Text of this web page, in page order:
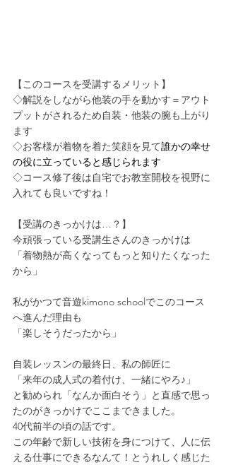
【このコースを受講するメリット】
◇解説をしながら他装の手を動かす＝アウト
プットがされるため自装・他装の腕も上がり
ます
◇お客様が着物を着た笑顔を見て誰かの幸せ
の役に立っていると感じられます
◇コース修了後は自宅でお教室開校を視野に
入れても良いですね！
【受講のきっかけは…？】
今頑張っている受講生さんのきっかけは
「着物熱が高くなってもっと知りたくなった
から」
私がかつて音遊kimono schoolでこのコース
へ進んだ理由も
「楽しそうだったから」
自装レッスンの最終日、私の師匠に
「来年の成人式の着付け、一緒にやろ♪」
と勧められ「なんか面白そう」と直感で思っ
たのがきっかけでここまできました。
40代前半の頃の話です。
この年齢で新しい技術を身につけて、人に伝
える仕事にできるなんて！とうれしく感じた